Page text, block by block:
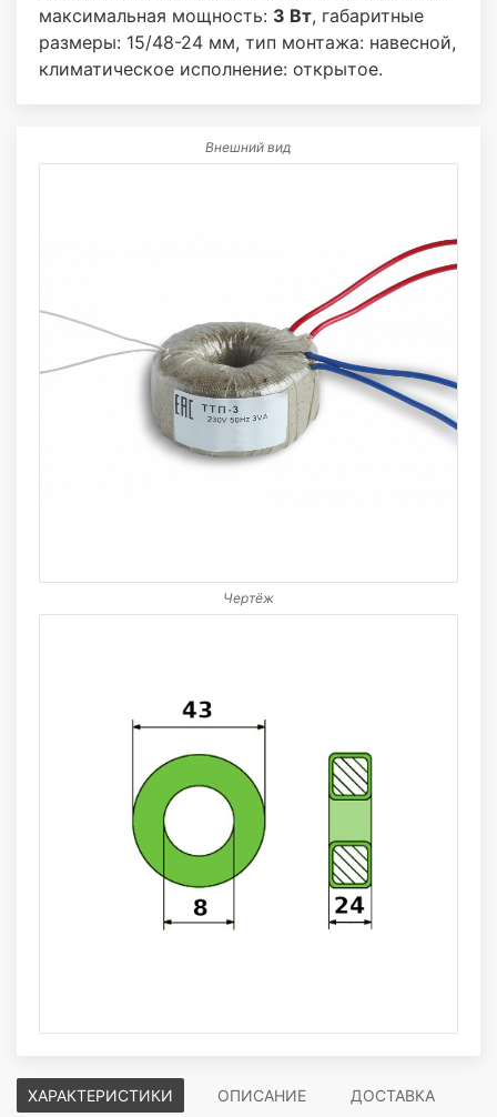
максимальная мощность: 3 Вт, габаритные
размеры: 15/48-24 мм, тип монтажа: навесной,
климатическое исполнение: открытое.
Внешний вид
Чертёж
ХАРАКТЕРИСТИКИ ОПИСАНИЕ ДОСТАВКА